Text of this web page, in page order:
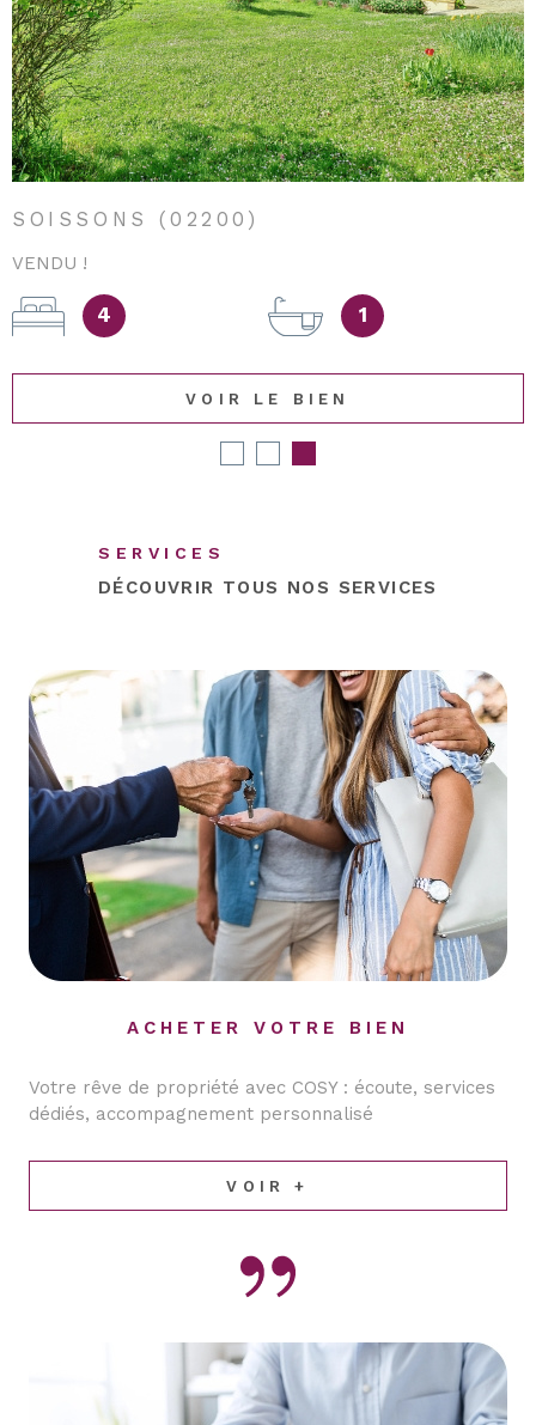
SOISSONS (02200)
VENDU !
4 1
VOIR LE BIEN
SERVICES
DÉCOUVRIR TOUS NOS SERVICES
ACHETER VOTRE BIEN
Votre rêve de propriété avec COSY : écoute, services
dédiés, accompagnement personnalisé
VOIR +